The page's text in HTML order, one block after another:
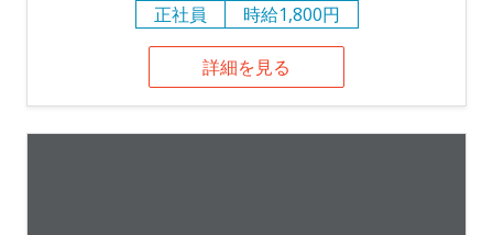
正社員
時給1,800円
詳細を見る